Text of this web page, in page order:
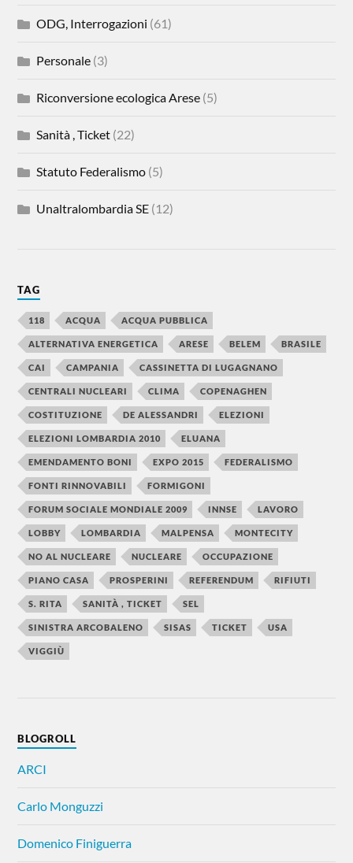
ODG, Interrogazioni (61)
Personale (3)
Riconversione ecologica Arese (5)
Sanità , Ticket (22)
Statuto Federalismo (5)
Unaltralombardia SE (12)
TAG
118 ACQUA ACQUA PUBBLICA
ALTERNATIVA ENERGETICA ARESE BELEM BRASILE
CAI CAMPANIA CASSINETTA DI LUGAGNANO
CENTRALI NUCLEARI CLIMA COPENAGHEN
COSTITUZIONE DE ALESSANDRI ELEZIONI
ELEZIONI LOMBARDIA 2010 ELUANA
EMENDAMENTO BONI EXPO 2015 FEDERALISMO
FONTI RINNOVABILI FORMIGONI
FORUM SOCIALE MONDIALE 2009 INNSE LAVORO
LOBBY LOMBARDIA MALPENSA MONTECITY
NO AL NUCLEARE NUCLEARE OCCUPAZIONE
PIANO CASA PROSPERINI REFERENDUM RIFIUTI
S. RITA SANITÀ , TICKET SEL
SINISTRA ARCOBALENO SISAS TICKET USA
VIGGIÙ
BLOGROLL
ARCI
Carlo Monguzzi
Domenico Finiguerra